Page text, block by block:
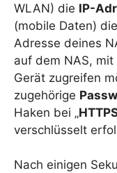
WLAN) die IP-
(mobile Daten)
Adresse deines
auf dem NAS,
Gerät zugreifen
zugehörige
Haken bei „
verschlüsselt
Nach einigen